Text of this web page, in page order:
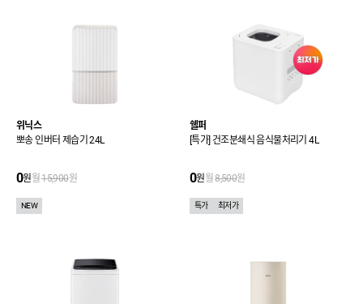
위닉스
뽀송 인버터 제습기 24L
0원월15,900원
NEW
쉘퍼
[특가] 건조분쇄식 음식물처리기 4L
0원월8,500원
특가 최저가